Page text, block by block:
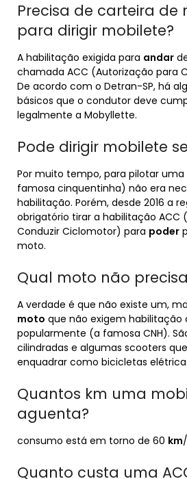
Precisa de carteira de
para dirigir mobilete?
A habilitação exigida para andar
chamada ACC (Autorização para
De acordo com o Detran-SP, há
básicos que o condutor deve
legalmente a Mobyllette.
Pode dirigir mobilete
Por muito tempo, para pilotar
famosa cinquentinha) não era
habilitação. Porém, desde 2016 a
obrigatório tirar a habilitação ACC
Conduzir Ciclomotor) para poder
moto.
Qual moto não
A verdade é que não existe um,
moto que não exigem
popularmente (a famosa CNH).
cilindradas e algumas scooters
enquadrar como bicicletas
Quantos km uma
aguenta?
consumo está em torno de 60 km
Quanto custa uma